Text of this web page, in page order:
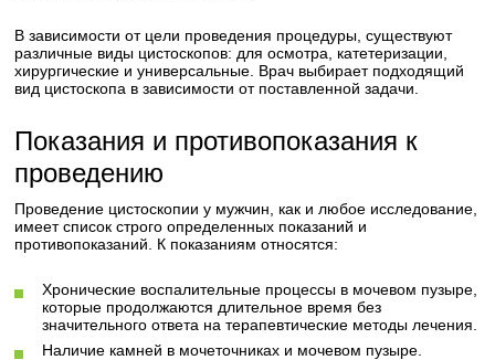
В зависимости от цели проведения процедуры, существуют
различные виды цистоскопов: для осмотра, катетеризации,
хирургические и универсальные. Врач выбирает подходящий
вид цистоскопа в зависимости от поставленной задачи.
Показания и противопоказания к
проведению
Проведение цистоскопии у мужчин, как и любое исследование,
имеет список строго определенных показаний и
противопоказаний. К показаниям относятся:
Хронические воспалительные процессы в мочевом пузыре,
которые продолжаются длительное время без
значительного ответа на терапевтические методы лечения.
Наличие камней в мочеточниках и мочевом пузыре.